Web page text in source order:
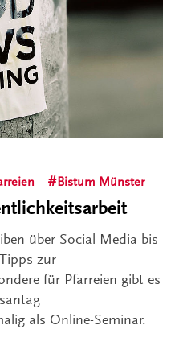
Bistum Münster
über Social Media bis
zur
für Pfarreien gibt es
als Online-Seminar.